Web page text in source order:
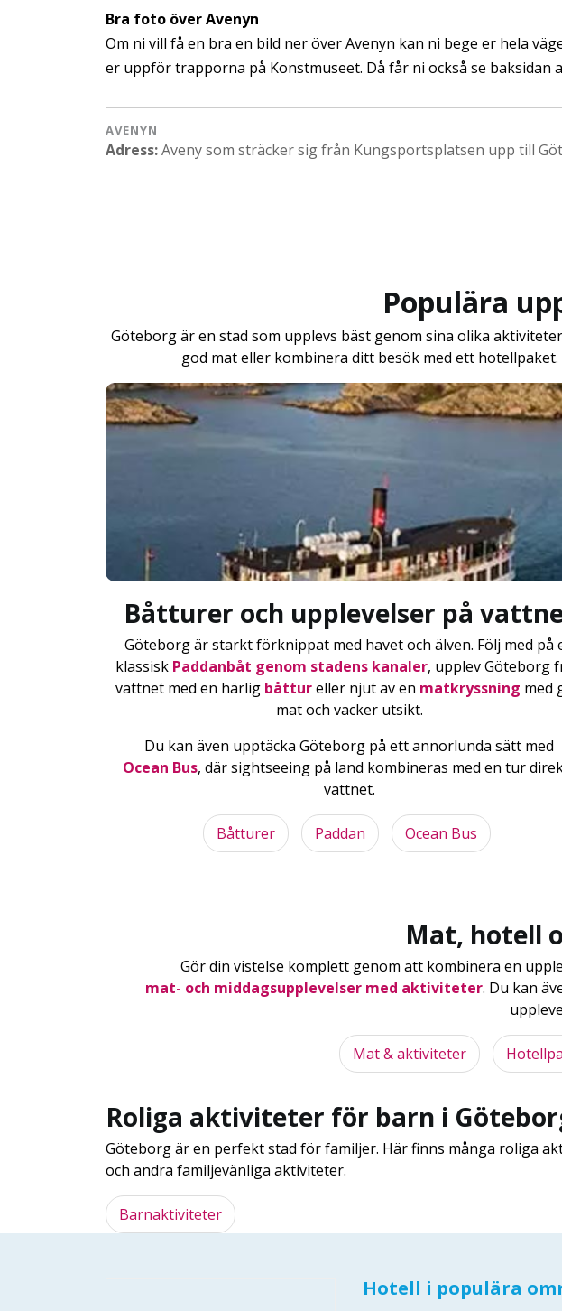
Bra foto över Avenyn
Om ni vill få en bra en bild ner över Avenyn kan ni bege er hela
er uppför trapporna på Konstmuseet. Då får ni också se baksidan
AVENYN
Adress:Aveny som sträcker sig från Kungsportsplatsen upp till
Populära
Göteborg är en stad som upplevs bäst genom sina olika
god mat eller kombinera ditt besök med ett
Båtturer och upplevelser på
Göteborg är starkt förknippat med havet och älven. Följ med på
klassisk Paddanbåt genom stadens kanaler, upplev Göteborg
vattnet med en härlig båttureller njut av en matkryssning med
mat och vacker utsikt.
Du kan även upptäcka Göteborg på ett annorlunda sätt med
Ocean Bus, där sightseeing på land kombineras med en tur
vattnet.
Båtturer Paddan Ocean Bus
Mat, hotell
Gör din vistelse komplett genom att kombinera en
mat- och middagsupplevelser med aktiviteter. Du kan
Mat & aktiviteter
Roliga aktiviteter för barn i
Göteborg är en perfekt stad för familjer. Här finns många roliga
och andra familjevänliga aktiviteter.
Barnaktiviteter
Hotell i populära